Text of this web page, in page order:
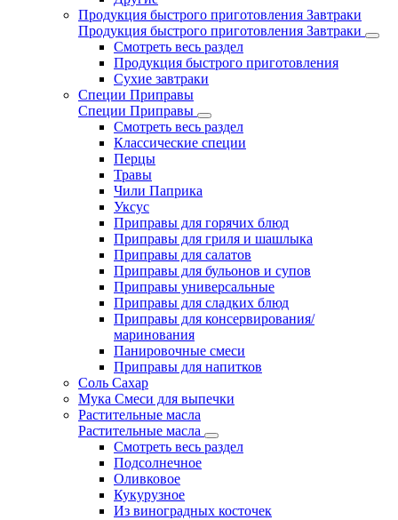
Продукция быстрого приготовления Завтраки
Продукция быстрого приготовления Завтраки
Смотреть весь раздел
Продукция быстрого приготовления
Сухие завтраки
Специи Приправы
Специи Приправы
Смотреть весь раздел
Классические специи
Перцы
Травы
Чили Паприка
Уксус
Приправы для горячих блюд
Приправы для гриля и шашлыка
Приправы для салатов
Приправы для бульонов и супов
Приправы универсальные
Приправы для сладких блюд
Приправы для консервирования/
маринования
Панировочные смеси
Приправы для напитков
Соль Сахар
Мука Смеси для выпечки
Растительные масла
Растительные масла
Смотреть весь раздел
Подсолнечное
Оливковое
Кукурузное
Из виноградных косточек